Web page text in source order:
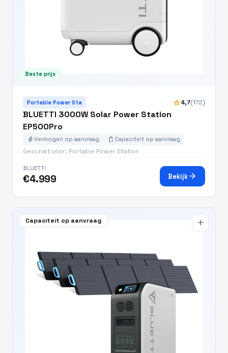
Beste prijs
Portable Power Sta star4,7(172)
BLUETTI 3000W Solar Power Station
EP500Pro
boltVermogen op aanvraag battery_charging_full Capaciteit op aanvraag
Geschikt voor: Portable Power Station
BLUETTI
€4.999 Bekijkarrow_forward
Capaciteit op aanvraag add